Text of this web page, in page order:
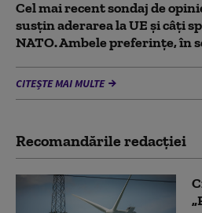
Cel mai recent sondaj de
susțin aderarea la UE și câți
NATO. Ambele preferințe, în
CITEȘTE MAI MULTE
Recomandările redacţiei